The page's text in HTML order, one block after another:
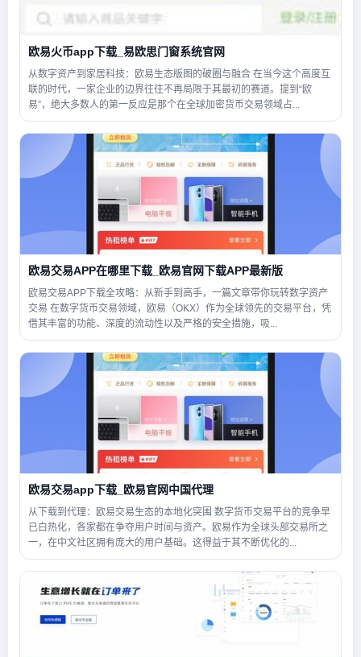
欧易火币app下载_易欧思门窗系统官网
从数字资产到家居科技：欧易生态版图的破圈与融合 在当今这个高度互
联的时代，一家企业的边界往往不再局限于其最初的赛道。提到“欧
易”，绝大多数人的第一反应是那个在全球加密货币交易领域占...
欧易交易APP在哪里下载_欧易官网下载APP最新版
欧易交易APP下载全攻略：从新手到高手，一篇文章带你玩转数字资产
交易 在数字货币交易领域，欧易（OKX）作为全球领先的交易平台，凭
借其丰富的功能、深度的流动性以及严格的安全措施，吸...
欧易交易app下载_欧易官网中国代理
从下载到代理：欧易交易生态的本地化突围 数字货币交易平台的竞争早
已白热化，各家都在争夺用户时间与资产。欧易作为全球头部交易所之
一，在中文社区拥有庞大的用户基础。这得益于其不断优化的...